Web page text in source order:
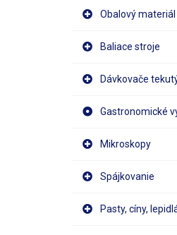
Obalový materiál
Baliace stroje
Dávkovače
Gastronomické
Mikroskopy
Spájkovanie
Pasty, cíny,